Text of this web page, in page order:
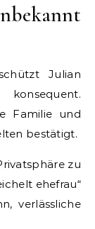
Julian
Familie und
bestätigt.
zu
ehefrau“
verlässliche